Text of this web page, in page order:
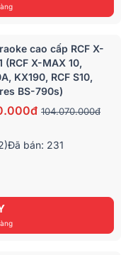
cao cấp RCF X-
(RCF X-MAX 10,
KX190, RCF S10,
BS-790s)
104.070.000đ
Đã bán: 231